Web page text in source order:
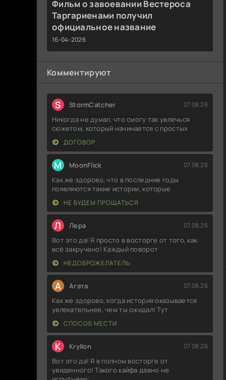
Фильм о завоевании Вестероса
Таргариенами получил
официальное название
16-04-2026
Комментируют
S StormCatcher 07.08.26
Никогда не думал, что смогу так увлечься
сюжетом, который начинается с простых
ДОГОВОР
M MoonFlick 07.08.26
Как же здорово, что в последние годы
появляются такие истории, которые
НЕ БУДЕМ ПРОЩАТЬСЯ
Л Лера 07.08.26
Вот это да! Я просто в восторге от того, как
всё закручено! Каждый поворот
НЕДОБРОЖЕЛАТЕЛЬ
А Агата 07.08.26
Как же здорово, когда история оказывается
увлекательнее, чем ты ожидал! Тут
СПОСОБ МЕСТИ
K Kryllon 07.08.26
Вот это да! Я в полном восторге от
увиденного! Такого кайфа давно не